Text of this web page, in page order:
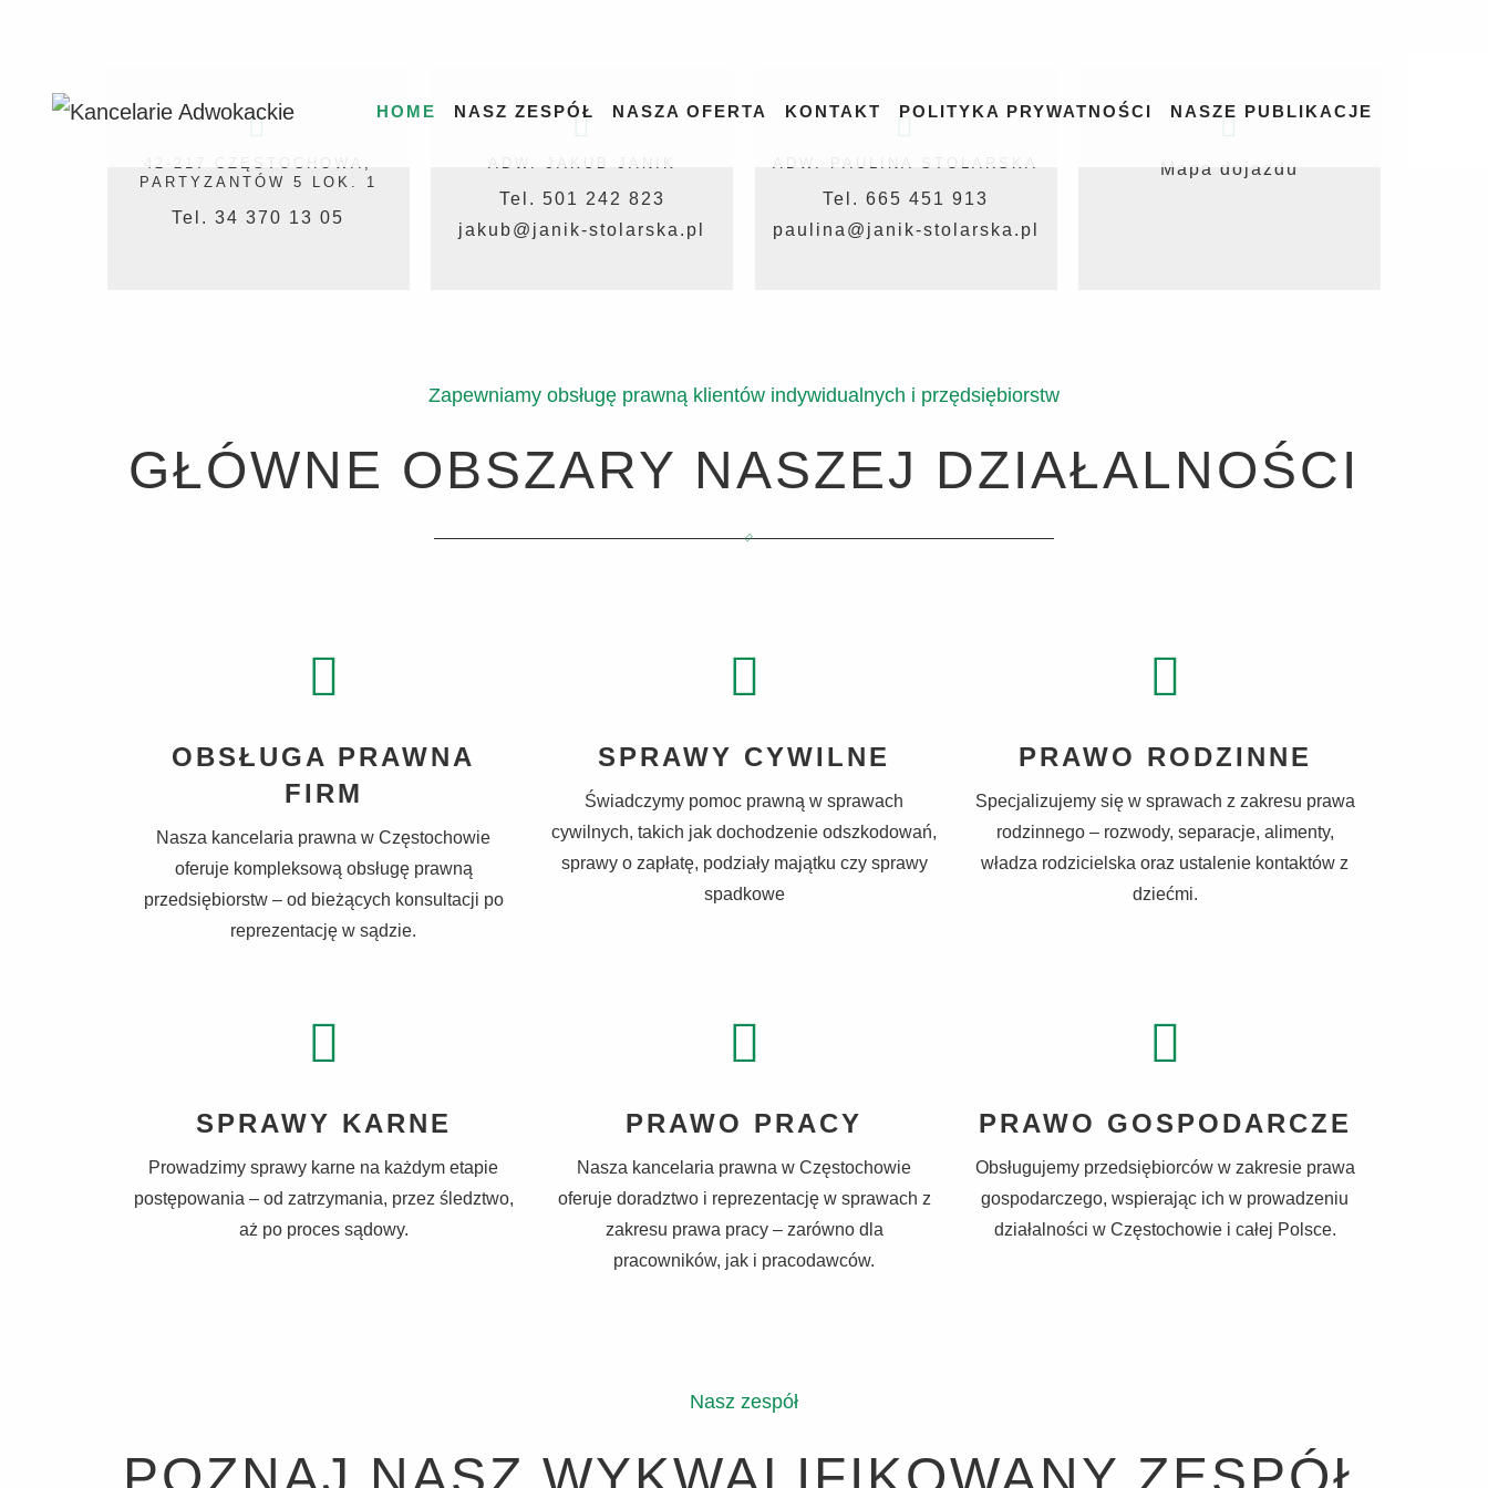
HOME NASZ ZESPÓŁ NASZA OFERTA KONTAKT POLITYKA PRYWATNOŚCI NASZE PUBLIKACJE
42-217 CZĘSTOCHOWA,
PARTYZANTÓW 5 LOK. 1
Tel. 34 370 13 05
ADW. JAKUB JANIK
Tel. 501 242 823
jakub@janik-stolarska.pl
ADW. PAULINA STOLARSKA
Tel. 665 451 913
paulina@janik-stolarska.pl
Mapa dojazdu
Zapewniamy obsługę prawną klientów indywidualnych i przędsiębiorstw
GŁÓWNE OBSZARY NASZEJ DZIAŁALNOŚCI
OBSŁUGA PRAWNA
FIRM
Nasza kancelaria prawna w Częstochowie
oferuje kompleksową obsługę prawną
przedsiębiorstw – od bieżących konsultacji po
reprezentację w sądzie.
SPRAWY CYWILNE
Świadczymy pomoc prawną w sprawach
cywilnych, takich jak dochodzenie odszkodowań,
sprawy o zapłatę, podziały majątku czy sprawy
spadkowe
PRAWO RODZINNE
Specjalizujemy się w sprawach z zakresu prawa
rodzinnego – rozwody, separacje, alimenty,
władza rodzicielska oraz ustalenie kontaktów z
dziećmi.
SPRAWY KARNE
Prowadzimy sprawy karne na każdym etapie
postępowania – od zatrzymania, przez śledztwo,
aż po proces sądowy.
PRAWO PRACY
Nasza kancelaria prawna w Częstochowie
oferuje doradztwo i reprezentację w sprawach z
zakresu prawa pracy – zarówno dla
pracowników, jak i pracodawców.
PRAWO GOSPODARCZE
Obsługujemy przedsiębiorców w zakresie prawa
gospodarczego, wspierając ich w prowadzeniu
działalności w Częstochowie i całej Polsce.
Nasz zespół